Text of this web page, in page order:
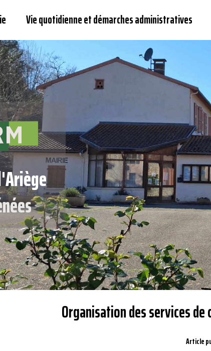
Vie quotidienne et démarches administratives
Organisation des services
Article